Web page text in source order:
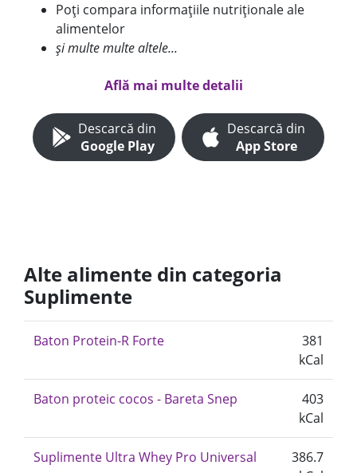
Poți compara informațiile nutriționale ale
alimentelor
și multe multe altele...
Află mai multe detalii
Descarcă din
Google Play
Descarcă din
App Store
Alte alimente din categoria
Suplimente
Baton Protein-R Forte
381
kCal
Baton proteic cocos - Bareta Snep
403
kCal
Suplimente Ultra Whey Pro Universal
386.7